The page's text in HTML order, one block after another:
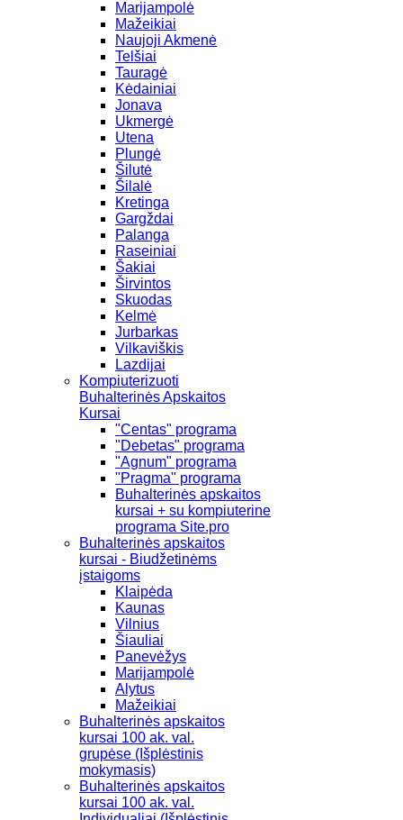
Marijampolė
Mažeikiai
Naujoji Akmenė
Telšiai
Tauragė
Kėdainiai
Jonava
Ukmergė
Utena
Plungė
Šilutė
Šilalė
Kretinga
Gargždai
Palanga
Raseiniai
Šakiai
Širvintos
Skuodas
Kelmė
Jurbarkas
Vilkaviškis
Lazdijai
Kompiuterizuoti
Buhalterinės Apskaitos
Kursai
"Centas" programa
"Debetas" programa
"Agnum" programa
"Pragma" programa
Buhalterinės apskaitos
kursai + su kompiuterine
programa Site.pro
Buhalterinės apskaitos
kursai - Biudžetinėms
įstaigoms
Klaipėda
Kaunas
Vilnius
Šiauliai
Panevėžys
Marijampolė
Alytus
Mažeikiai
Buhalterinės apskaitos
kursai 100 ak. val.
grupėse (Išplėstinis
mokymasis)
Buhalterinės apskaitos
kursai 100 ak. val.